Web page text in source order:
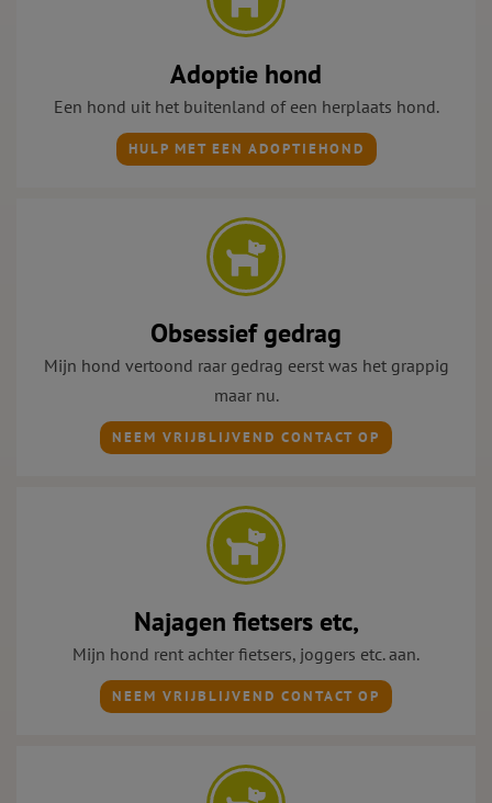
Adoptie hond
Een hond uit het buitenland of een herplaats hond.
HULP MET EEN ADOPTIEHOND
Obsessief gedrag
Mijn hond vertoond raar gedrag eerst was het grappig
maar nu.
NEEM VRIJBLIJVEND CONTACT OP
Najagen fietsers etc,
Mijn hond rent achter fietsers, joggers etc. aan.
NEEM VRIJBLIJVEND CONTACT OP